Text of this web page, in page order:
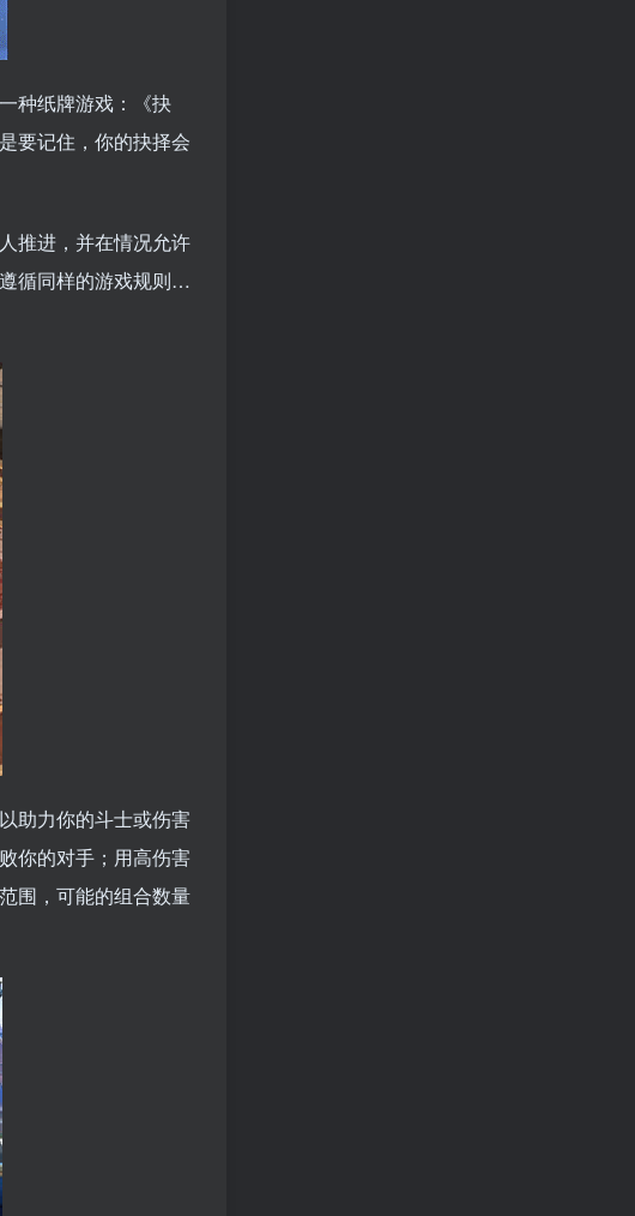
种纸牌游戏：《抉
要记住，你的抉择会
推进，并在情况允许
循同样的游戏规则…
助力你的斗士或伤害
你的对手；用高伤害
范围，可能的组合数量